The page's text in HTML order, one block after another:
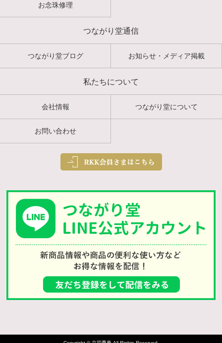
お念珠修理
つながり堂通信
つながり堂ブログ お知らせ・メディア掲載
私たちについて
会社情報 つながり堂について
お問い合わせ